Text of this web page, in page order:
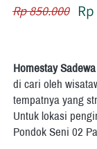
Rp 850.000
Homestay Sadewa
di cari oleh
tempatnya yang
Untuk lokasi
Pondok Seni 02